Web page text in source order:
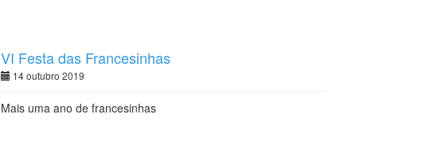
VI Festa das Francesinhas
14 outubro 2019
Mais uma ano de francesinhas